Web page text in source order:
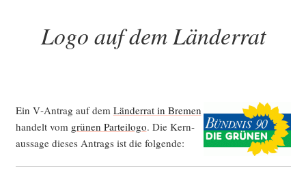
Logo auf dem Länderrat
Ein V‑Antrag auf dem Län­der­rat in Bre­men
han­delt vom grü­nen Par­tei­lo­go. Die Kern­
aus­sa­ge die­ses Antrags ist die folgende: